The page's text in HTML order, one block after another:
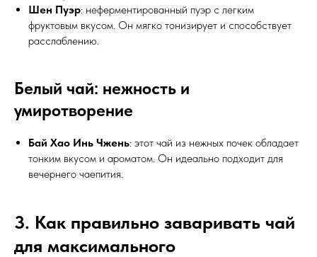
Шен Пуэр: неферментированный пуэр с легким
фруктовым вкусом. Он мягко тонизирует и способствует
расслаблению.
Белый чай: нежность и
умиротворение
Бай Хао Инь Чжень: этот чай из нежных почек обладает
тонким вкусом и ароматом. Он идеально подходит для
вечернего чаепития.
3. Как правильно заваривать чай
для максимального